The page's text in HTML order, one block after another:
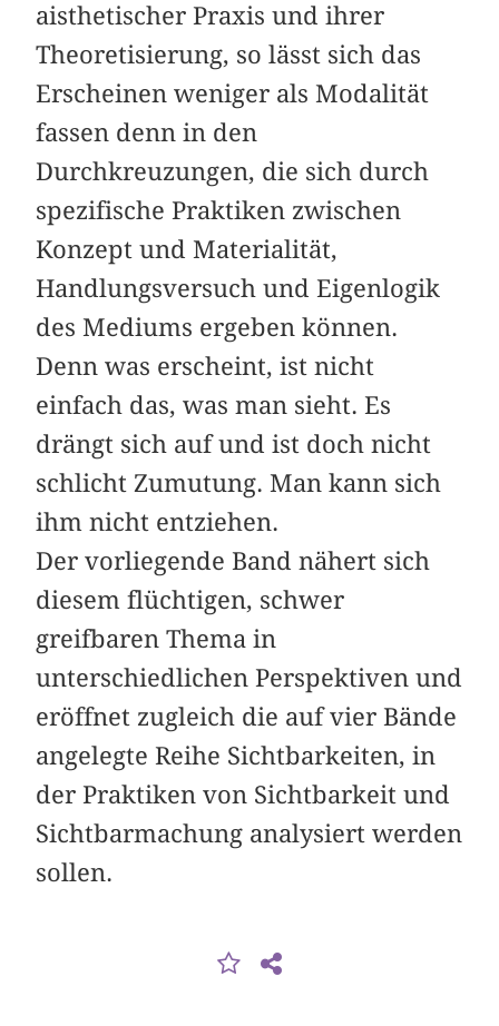
aisthetischer Praxis und ihrer
Theoretisierung, so lässt sich das
Erscheinen weniger als Modalität
fassen denn in den
Durchkreuzungen, die sich durch
spezifische Praktiken zwischen
Konzept und Materialität,
Handlungsversuch und Eigenlogik
des Mediums ergeben können.
Denn was erscheint, ist nicht
einfach das, was man sieht. Es
drängt sich auf und ist doch nicht
schlicht Zumutung. Man kann sich
ihm nicht entziehen.
Der vorliegende Band nähert sich
diesem flüchtigen, schwer
greifbaren Thema in
unterschiedlichen Perspektiven und
eröffnet zugleich die auf vier Bände
angelegte Reihe Sichtbarkeiten, in
der Praktiken von Sichtbarkeit und
Sichtbarmachung analysiert werden
sollen.